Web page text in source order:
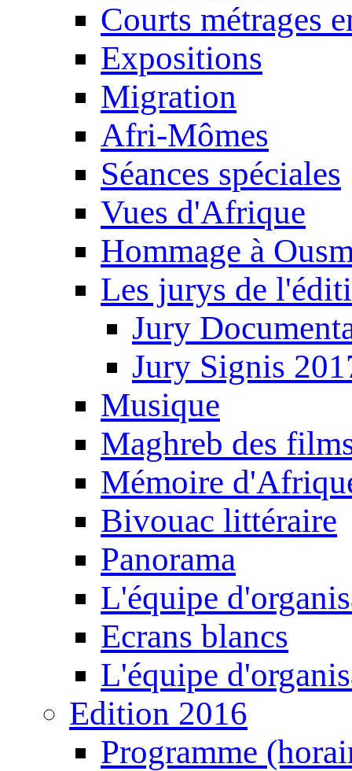
Courts métrages
Expositions
Migration
Afri-Mômes
Séances spéciales
Vues d'Afrique
Hommage à
Les jurys de
Jury
Jury Signis
Musique
Maghreb des
Mémoire
Bivouac littéraire
Panorama
L'équipe
Ecrans blancs
L'équipe
Edition 2016
Programme